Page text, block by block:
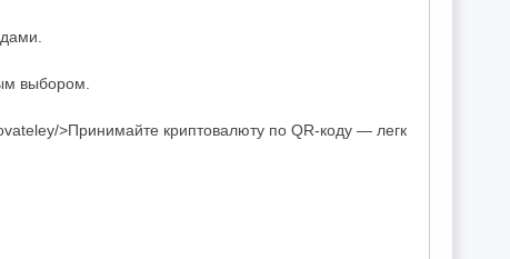
выбором.
>Принимайте криптовалюту по QR-коду — легк